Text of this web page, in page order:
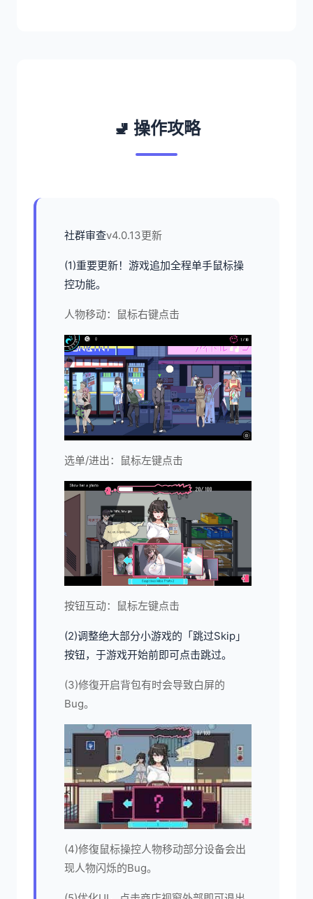
🚽 操作攻略
社群审查v4.0.13更新
(1)重要更新！游戏追加全程单手鼠标操
控功能。
人物移动：鼠标右键点击
选单/进出：鼠标左键点击
按钮互动：鼠标左键点击
(2)调整绝大部分小游戏的「跳过Skip」
按钮，于游戏开始前即可点击跳过。
(3)修復开启背包有时会导致白屏的
Bug。
(4)修復鼠标操控人物移动部分设备会出
现人物闪烁的Bug。